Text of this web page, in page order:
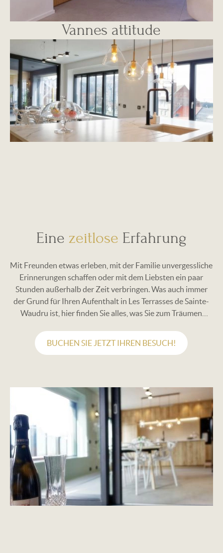
Vannes attitude
Eine zeitlose Erfahrung
Mit Freunden etwas erleben, mit der Familie unvergessliche
Erinnerungen schaffen oder mit dem Liebsten ein paar
Stunden außerhalb der Zeit verbringen. Was auch immer
der Grund für Ihren Aufenthalt in Les Terrasses de Sainte-
Waudru ist, hier finden Sie alles, was Sie zum Träumen
BUCHEN SIE JETZT IHREN BESUCH!